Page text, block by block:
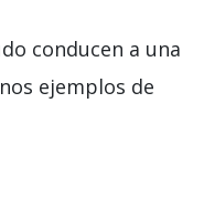
conducen a una
ejemplos de